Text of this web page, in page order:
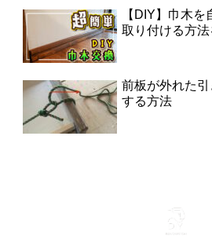
【DIY】巾木を
取り付ける方
前板が外れた
する方法